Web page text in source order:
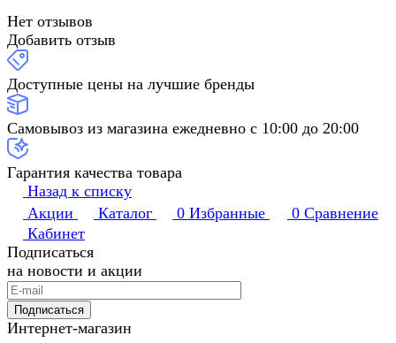
Нет отзывов
Добавить отзыв
Доступные цены на лучшие бренды
Самовывоз из магазина ежедневно с 10:00 до 20:00
Гарантия качества товара
Назад к списку
Акции
Каталог 0 Избранные 0 Сравнение
Кабинет
Подписаться
на новости и акции
Подписаться
Интернет-магазин